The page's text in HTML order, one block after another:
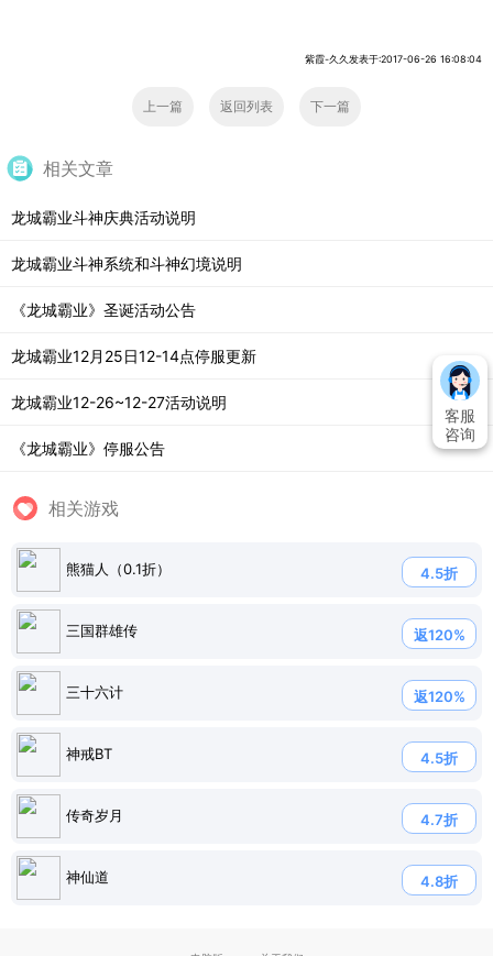
紫霞-久久发表于:2017-06-26 16:08:04
上一篇 返回列表 下一篇
相关文章
龙城霸业斗神庆典活动说明
龙城霸业斗神系统和斗神幻境说明
《龙城霸业》圣诞活动公告
龙城霸业12月25日12-14点停服更新
龙城霸业12-26~12-27活动说明
《龙城霸业》停服公告
相关游戏
熊猫人（0.1折） 4.5折
三国群雄传 返120%
三十六计 返120%
神戒BT 4.5折
传奇岁月 4.7折
神仙道 4.8折
客服
咨询